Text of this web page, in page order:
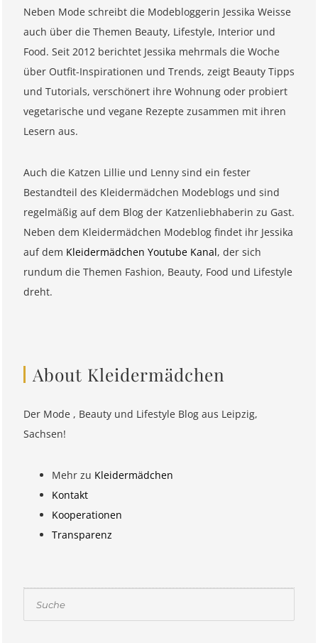
Neben Mode schreibt die Modebloggerin Jessika Weisse
auch über die Themen Beauty, Lifestyle, Interior und
Food. Seit 2012 berichtet Jessika mehrmals die Woche
über Outfit-Inspirationen und Trends, zeigt Beauty Tipps
und Tutorials, verschönert ihre Wohnung oder probiert
vegetarische und vegane Rezepte zusammen mit ihren
Lesern aus.
Auch die Katzen Lillie und Lenny sind ein fester
Bestandteil des Kleidermädchen Modeblogs und sind
regelmäßig auf dem Blog der Katzenliebhaberin zu Gast.
Neben dem Kleidermädchen Modeblog findet ihr Jessika
auf dem Kleidermädchen Youtube Kanal, der sich
rundum die Themen Fashion, Beauty, Food und Lifestyle
dreht.
About Kleidermädchen
Der Mode , Beauty und Lifestyle Blog aus Leipzig,
Sachsen!
Mehr zu Kleidermädchen
Kontakt
Kooperationen
Transparenz